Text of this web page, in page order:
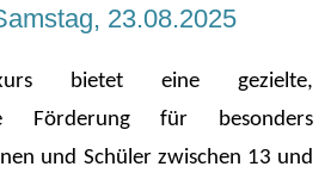
23.08.2025
bietet eine gezielte,
Förderung für besonders
und Schüler zwischen 13 und